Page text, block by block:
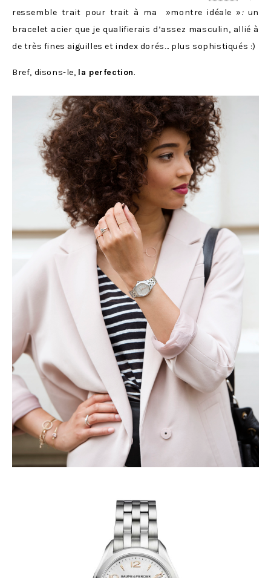
ressemble trait pour trait à ma »montre idéale »:un
bracelet acier que je qualifierais d’assez masculin, allié à
de très fines aiguilles et index dorés… plus sophistiqués :)
Bref, disons-le, la perfection.